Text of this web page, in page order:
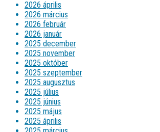
2026 április
2026 március
2026 február
2026 január
2025 december
2025 november
2025 október
2025 szeptember
2025 augusztus
2025 július
2025 június
2025 május
2025 április